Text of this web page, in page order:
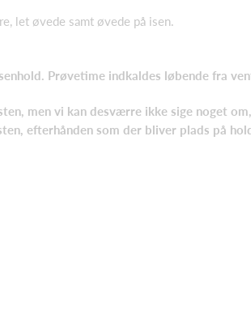
let øvede samt øvede på isen.
Prøvetime indkaldes løbende fra
men vi kan desværre ikke sige noget
efterhånden som der bliver plads på